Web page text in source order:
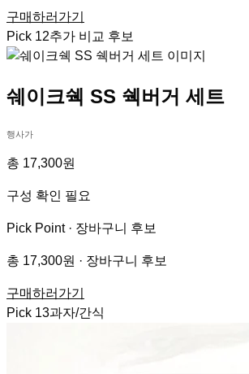
구매하러가기
Pick 12추가 비교 후보
쉐이크쉑 SS 쉑버거 세트
행사가
총 17,300원
구성 확인 필요
Pick Point · 장바구니 후보
총 17,300원 · 장바구니 후보
구매하러가기
Pick 13과자/간식